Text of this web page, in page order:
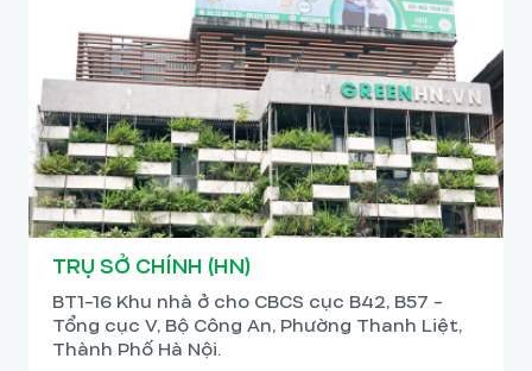
TRỤ SỞ CHÍNH (HN)
BT1-16 Khu nhà ở cho CBCS cục B42, B57 -
Tổng cục V, Bộ Công An, Phường Thanh Liệt,
Thành Phố Hà Nội.